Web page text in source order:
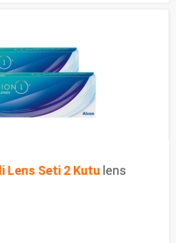
Lens Seti 2 Kutu lens